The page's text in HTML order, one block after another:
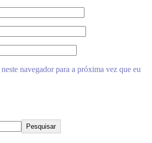
navegador para a próxima vez que eu
Pesquisar